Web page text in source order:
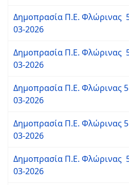
Δημοπρασία Π.Ε. Φλώρινας
03-2026
Δημοπρασία Π.Ε. Φλώρινας
03-2026
Δημοπρασία Π.Ε. Φλώρινας
03-2026
Δημοπρασία Π.Ε. Φλώρινας
03-2026
Δημοπρασία Π.Ε. Φλώρινας
03-2026